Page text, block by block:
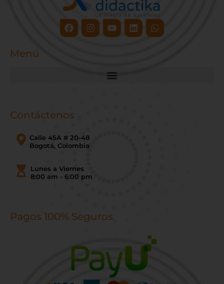
FacebookInstagram
YoutubeLinkedinWhatsapp
Menú
Contáctenos
Calle 45A # 20-48
Bogotá, Colombia
Lunes a Viernes
8:00 am - 6:00 pm
Pagos 100% Seguros